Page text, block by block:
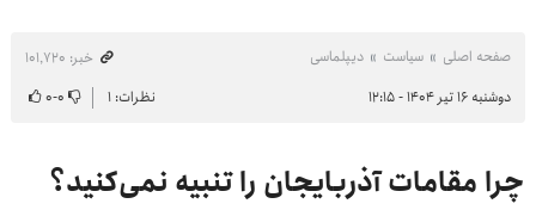
صفحه اصلی سیاست دیپلماسی
خبر: ۱۰۱٬۷۲۰
دوشنبه ۱۶ تیر ۱۴۰۴ - ۱۲:۱۵
نظرات: ۱ ۰-۰
چرا مقامات آذربایجان را تنبیه نمی‌کنید؟